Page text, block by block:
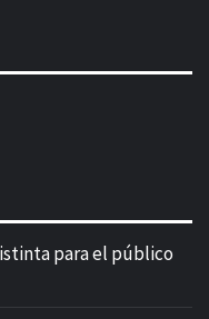
para el público